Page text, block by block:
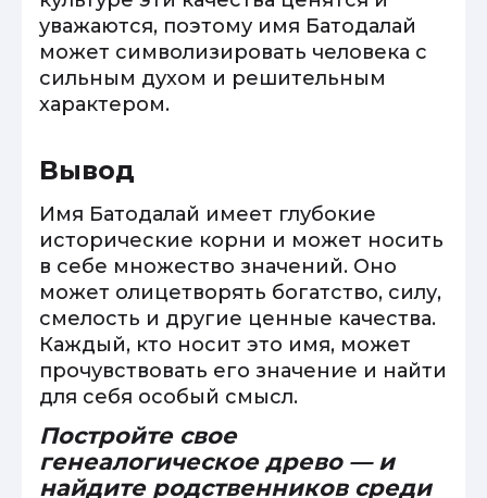
уважаются, поэтому имя Батодалай
может символизировать человека с
сильным духом и решительным
характером.
Вывод
Имя Батодалай имеет глубокие
исторические корни и может носить
в себе множество значений. Оно
может олицетворять богатство, силу,
смелость и другие ценные качества.
Каждый, кто носит это имя, может
прочувствовать его значение и найти
для себя особый смысл.
Постройте свое
генеалогическое древо — и
найдите родственников среди